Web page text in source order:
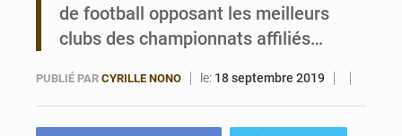
de football opposant les meilleurs
clubs des championnats affiliés…
PUBLIÉ PAR CYRILLE NONO le: 18 septembre 2019